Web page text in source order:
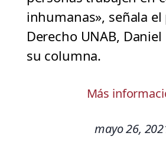
inhumanas», señala
Derecho UNAB, Daniel
su columna.
Más
mayo 26,